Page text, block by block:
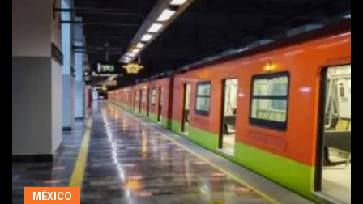
MÉXICO